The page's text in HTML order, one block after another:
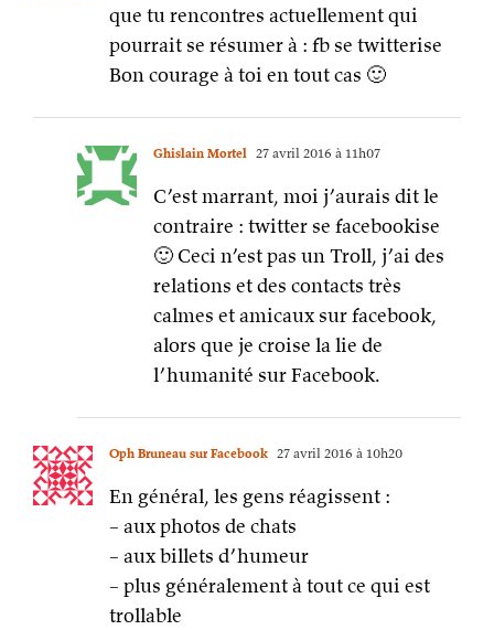
que tu rencontres actuellement qui
pourrait se résumer à : fb se twitterise
Bon courage à toi en tout cas 🙂
Ghislain Mortel 27 avril 2016 à 11h07
C’est marrant, moi j’aurais dit le
contraire : twitter se facebookise
🙂 Ceci n’est pas un Troll, j’ai des
relations et des contacts très
calmes et amicaux sur facebook,
alors que je croise la lie de
l’humanité sur Facebook.
Oph Bruneau sur Facebook 27 avril 2016 à 10h20
En général, les gens réagissent :
– aux photos de chats
– aux billets d’humeur
– plus généralement à tout ce qui est
trollable